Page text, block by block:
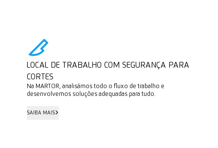
LOCAL DE TRABALHO COM SEGURANÇA PARA
CORTES
Na MARTOR, analisámos todo o fluxo de trabalho e
desenvolvemos soluções adequadas para tudo.
SAIBA MAIS